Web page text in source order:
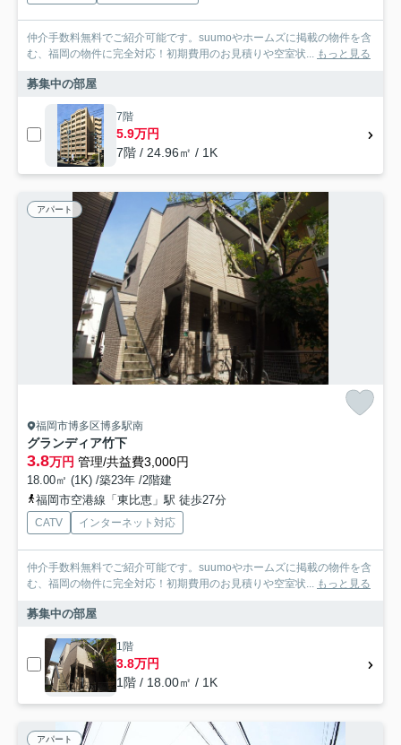
仲介手数料無料でご紹介可能です。suumoやホームズに掲載の物件を含
む、福岡の物件に完全対応！初期費用のお見積りや空室状...
もっと見る
募集中の部屋
7階
5.9万円
7階 / 24.96㎡ / 1K
アパート
福岡市博多区博多駅南
グランディア竹下
3.8万円 管理/共益費3,000円
18.00㎡ (1K) /築23年 /2階建
福岡市空港線「東比恵」駅 徒歩27分
CATV インターネット対応
仲介手数料無料でご紹介可能です。suumoやホームズに掲載の物件を含
む、福岡の物件に完全対応！初期費用のお見積りや空室状...
もっと見る
募集中の部屋
1階
3.8万円
1階 / 18.00㎡ / 1K
アパート